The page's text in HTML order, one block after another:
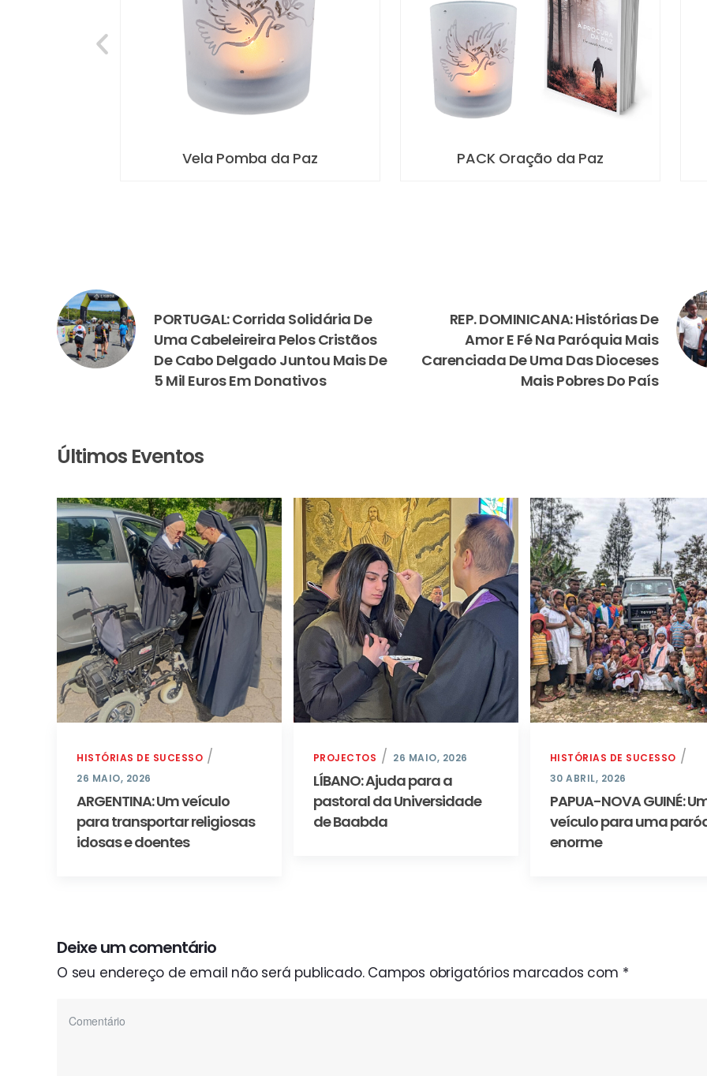
PACK Oração da Paz Terço da Paz
PORTUGAL: Corrida Solidária De
Uma Cabeleireira Pelos Cristãos
De Cabo Delgado Juntou Mais De
5 Mil Euros Em Donativos
REP. DOMINICANA: Histórias De
Amor E Fé Na Paróquia Mais
Carenciada De Uma Das Dioceses
Mais Pobres Do País
Últimos Eventos
HISTÓRIAS DE SUCESSO
26 MAIO, 2026
ARGENTINA: Um veículo
para transportar religiosas
idosas e doentes
PROJECTOS 26 MAIO, 2026
LÍBANO: Ajuda para a
pastoral da Universidade
de Baabda
HISTÓRIAS DE SUCESSO
30 ABRIL, 2026
PAPUA-NOVA GUINÉ:
veículo para uma
enorme
Deixe um comentário
O seu endereço de email não será publicado. Campos obrigatórios marcados com *